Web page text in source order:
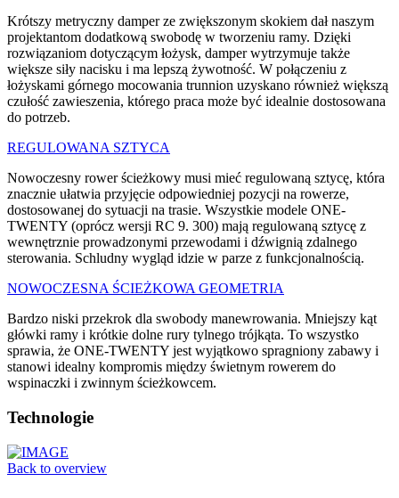
Krótszy metryczny damper ze zwiększonym skokiem dał naszym
projektantom dodatkową swobodę w tworzeniu ramy. Dzięki
rozwiązaniom dotyczącym łożysk, damper wytrzymuje także
większe siły nacisku i ma lepszą żywotność. W połączeniu z
łożyskami górnego mocowania trunnion uzyskano również większą
czułość zawieszenia, którego praca może być idealnie dostosowana
do potrzeb.
REGULOWANA SZTYCA
Nowoczesny rower ścieżkowy musi mieć regulowaną sztycę, która
znacznie ułatwia przyjęcie odpowiedniej pozycji na rowerze,
dostosowanej do sytuacji na trasie. Wszystkie modele ONE-
TWENTY (oprócz wersji RC 9. 300) mają regulowaną sztycę z
wewnętrznie prowadzonymi przewodami i dźwignią zdalnego
sterowania. Schludny wygląd idzie w parze z funkcjonalnością.
NOWOCZESNA ŚCIEŻKOWA GEOMETRIA
Bardzo niski przekrok dla swobody manewrowania. Mniejszy kąt
główki ramy i krótkie dolne rury tylnego trójkąta. To wszystko
sprawia, że ONE-TWENTY jest wyjątkowo spragniony zabawy i
stanowi idealny kompromis między świetnym rowerem do
wspinaczki i zwinnym ścieżkowcem.
Technologie
Back to overview